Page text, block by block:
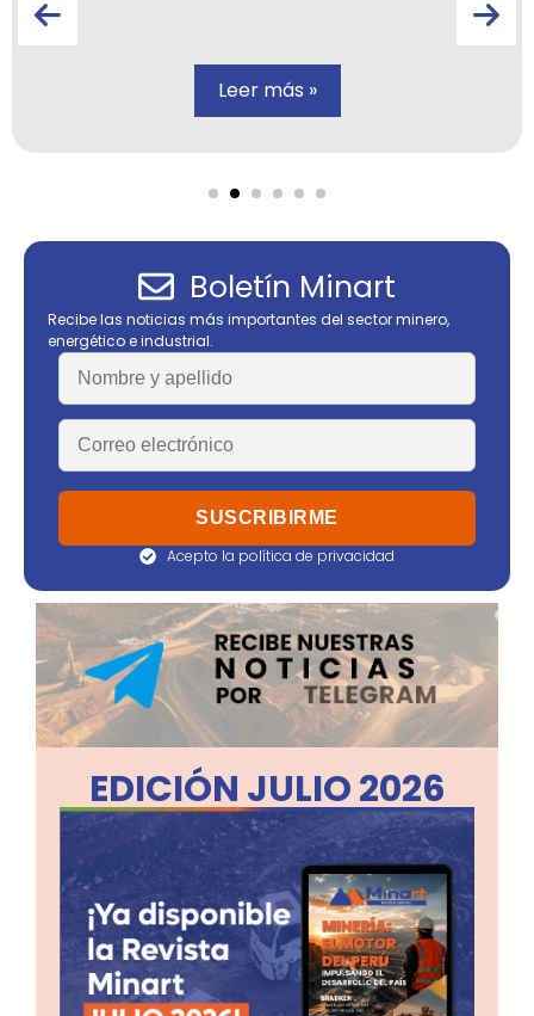
Leer más »
Boletín Minart
Recibe las noticias más importantes del sector minero,
energético e industrial.
Acepto la política de privacidad
EDICIÓN JULIO 2026